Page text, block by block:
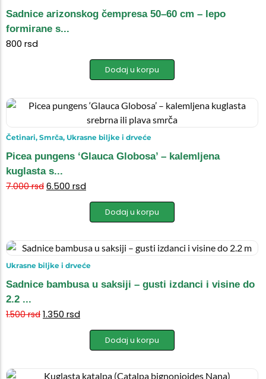
Sadnice arizonskog čempresa 50–60 cm – lepo
formirane s...
800 rsd
Dodaj u korpu
Četinari, Smrča, Ukrasne biljke i drveće
Picea pungens ‘Glauca Globosa’ – kalemljena
kuglasta s...
7.000rsd 6.500 rsd
Dodaj u korpu
Ukrasne biljke i drveće
Sadnice bambusa u saksiji – gusti izdanci i visine do
2.2 ...
1.500rsd 1.350 rsd
Dodaj u korpu